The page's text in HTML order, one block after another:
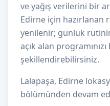
ve yağış verilerini bir
Edirne için
yenilenir; günlük
açık alan
şekillendirebilirsiniz.
Lalapaşa, Edirne
bölümünden devam